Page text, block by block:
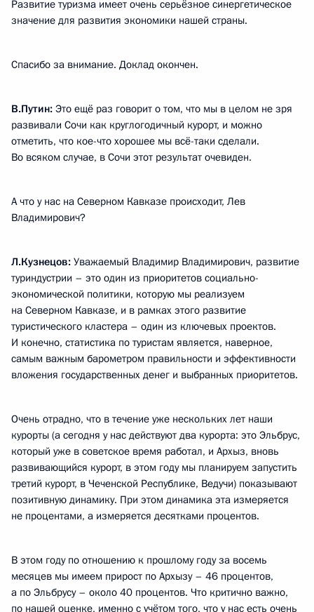
Развитие туризма имеет очень серьёзное синергетическое
значение для развития экономики нашей страны.
Спасибо за внимание. Доклад окончен.
В.Путин: Это ещё раз говорит о том, что мы в целом не зря
развивали Сочи как круглогодичный курорт, и можно
отметить, что кое-что хорошее мы всё-таки сделали.
Во всяком случае, в Сочи этот результат очевиден.
А что у нас на Северном Кавказе происходит, Лев
Владимирович?
Л.Кузнецов: Уважаемый Владимир Владимирович, развитие
туриндустрии – это один из приоритетов социально-
экономической политики, которую мы реализуем
на Северном Кавказе, и в рамках этого развитие
туристического кластера – один из ключевых проектов.
И конечно, статистика по туристам является, наверное,
самым важным барометром правильности и эффективности
вложения государственных денег и выбранных приоритетов.
Очень отрадно, что в течение уже нескольких лет наши
курорты (а сегодня у нас действуют два курорта: это Эльбрус,
который уже в советское время работал, и Архыз, вновь
развивающийся курорт, в этом году мы планируем запустить
третий курорт, в Чеченской Республике, Ведучи) показывают
позитивную динамику. При этом динамика эта измеряется
не процентами, а измеряется десятками процентов.
В этом году по отношению к прошлому году за восемь
месяцев мы имеем прирост по Архызу – 46 процентов,
а по Эльбрусу – около 40 процентов. Что критично важно,
по нашей оценке, именно с учётом того, что у нас есть очень